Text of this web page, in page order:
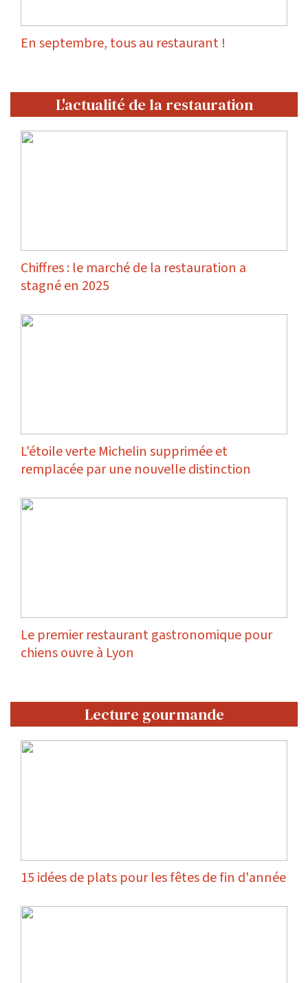
En septembre, tous au restaurant !
L'actualité de la restauration
Chiffres : le marché de la restauration a
stagné en 2025
L'étoile verte Michelin supprimée et
remplacée par une nouvelle distinction
Le premier restaurant gastronomique pour
chiens ouvre à Lyon
Lecture gourmande
15 idées de plats pour les fêtes de fin d'année